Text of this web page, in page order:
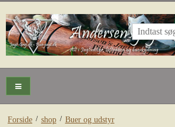
Forside / shop / Buer og udstyr